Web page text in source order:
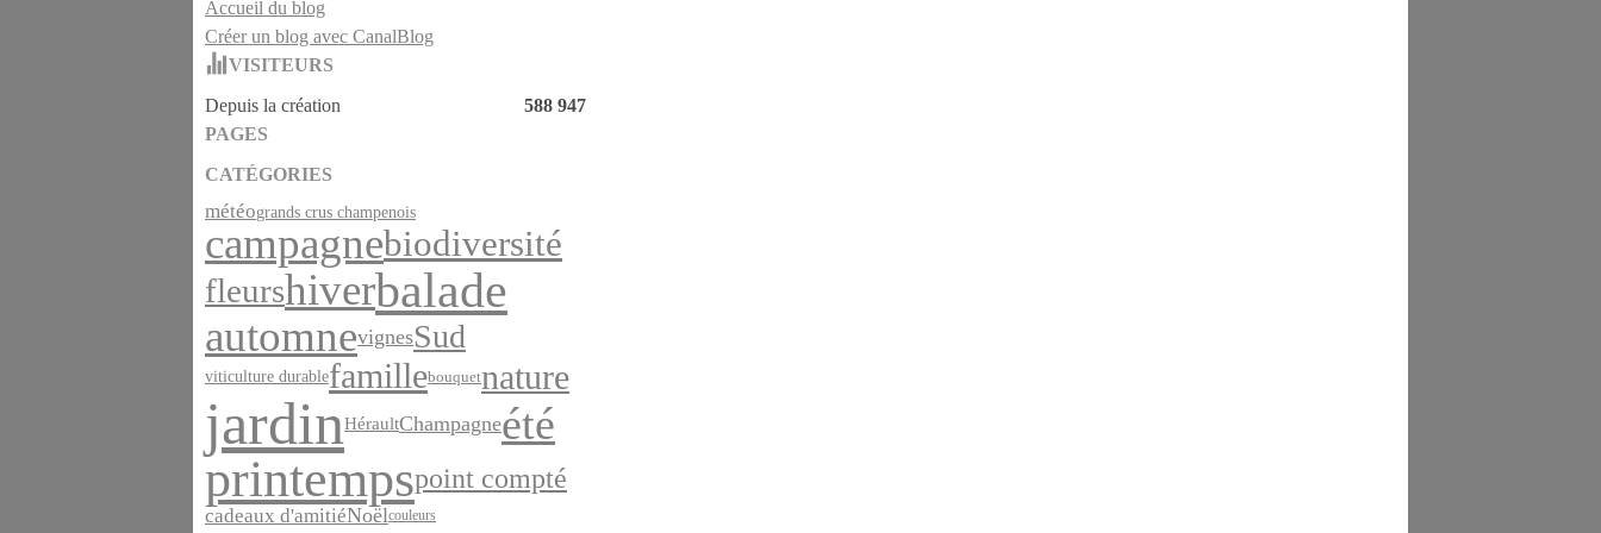
Accueil du blog
Créer un blog avec CanalBlog
VISITEURS
Depuis la création
588 947
PAGES
CATÉGORIES
météogrands crus champenois
campagnebiodiversité
fleurshiverbalade
automnevignesSud
viticulture durablefamillebouquetnature
jardinHéraultChampagneété
printempspoint compté
cadeaux d'amitiéNoëlcouleurs